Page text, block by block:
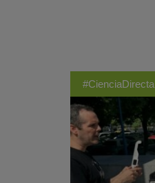
#CienciaDirecta